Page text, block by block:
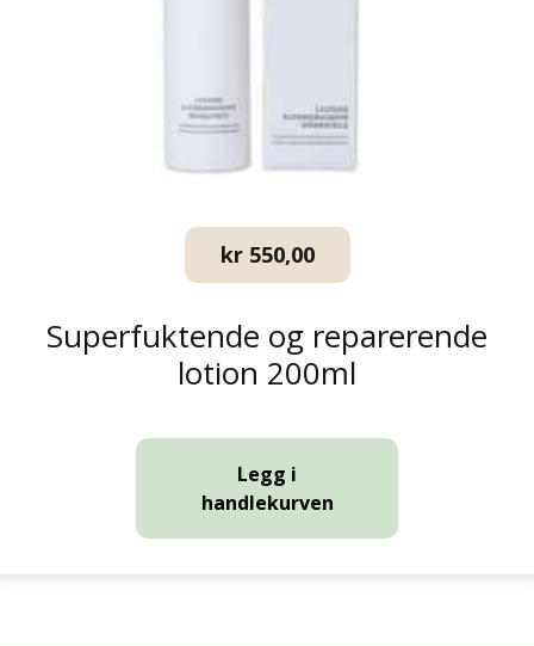
kr550,00
Superfuktende og reparerende
lotion 200ml
Legg i
handlekurven